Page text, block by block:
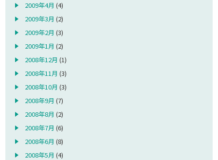
2009年4月 (4)
2009年3月 (2)
2009年2月 (3)
2009年1月 (2)
2008年12月 (1)
2008年11月 (3)
2008年10月 (3)
2008年9月 (7)
2008年8月 (2)
2008年7月 (6)
2008年6月 (8)
2008年5月 (4)